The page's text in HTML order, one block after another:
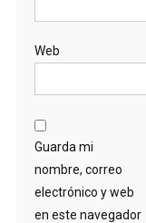
Web
Guarda mi
nombre, correo
electrónico y web
en este navegador